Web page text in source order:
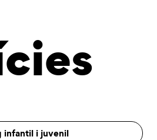
infantil i juvenil